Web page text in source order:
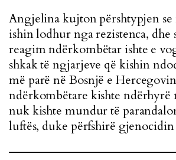
Angjelina kujton përshtypjen se
ishin lodhur nga rezistenca, dhe
reagim ndërkombëtar ishte e
shkak të ngjarjeve që kishin
më parë në Bosnjë e
ndërkombëtare kishte ndërhyrë
nuk kishte mundur të
luftës, duke përfshirë gjenocidin